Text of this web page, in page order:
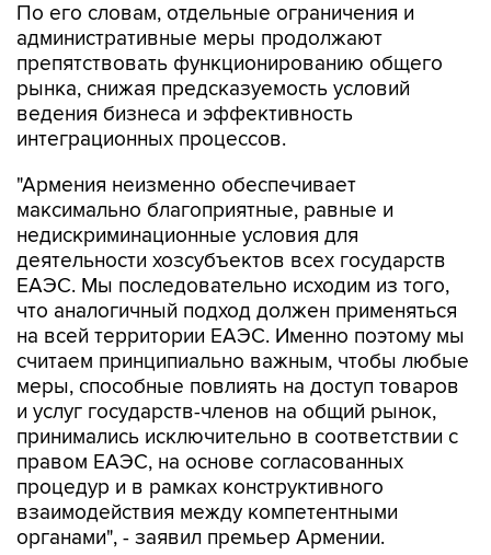
По его словам, отдельные ограничения и
административные меры продолжают
препятствовать функционированию общего
рынка, снижая предсказуемость условий
ведения бизнеса и эффективность
интеграционных процессов.
"Армения неизменно обеспечивает
максимально благоприятные, равные и
недискриминационные условия для
деятельности хозсубъектов всех государств
ЕАЭС. Мы последовательно исходим из того,
что аналогичный подход должен применяться
на всей территории ЕАЭС. Именно поэтому мы
считаем принципиально важным, чтобы любые
меры, способные повлиять на доступ товаров
и услуг государств-членов на общий рынок,
принимались исключительно в соответствии с
правом ЕАЭС, на основе согласованных
процедур и в рамках конструктивного
взаимодействия между компетентными
органами", - заявил премьер Армении.